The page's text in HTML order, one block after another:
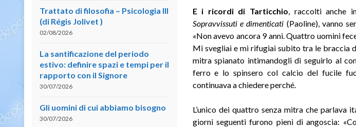
E i ricordi di Tarticchio , raccolti anche
Sopravvissuti e dimenticati (Paoline), vanno
«Non avevo ancora 9 anni. Quattro uomini
Mi svegliai e mi rifugiai subito tra le braccia
mitra spianato intimandogli di seguirlo al
ferro e lo spinsero col calcio del fucile
continuava a chiedere perché.
L’unico dei quattro senza mitra che parlava
giorni seguenti furono pieni di angoscia:
Trattato di filosofia – Psicologia III
(di Régis Jolivet )
02/08/2026
La santificazione del periodo
estivo: definire spazi e tempi per il
rapporto con il Signore
30/07/2026
Gli uomini di cui abbiamo bisogno
30/07/2026